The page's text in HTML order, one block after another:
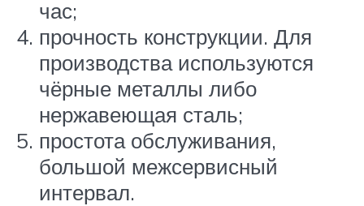
час;
прочность конструкции. Для
производства используются
чёрные металлы либо
нержавеющая сталь;
простота обслуживания,
большой межсервисный
интервал.